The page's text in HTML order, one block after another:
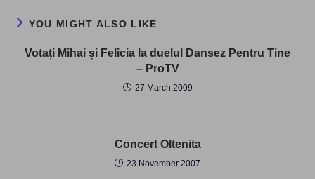
YOU MIGHT ALSO LIKE
Votați Mihai și Felicia la duelul Dansez Pentru Tine
– ProTV
27 March 2009
Concert Oltenita
23 November 2007